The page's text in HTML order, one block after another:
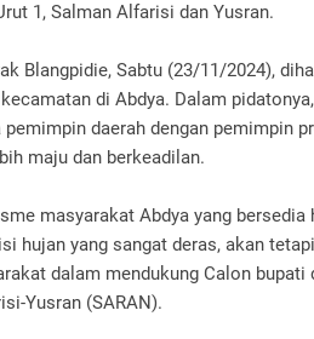
1, Salman Alfarisi dan Yusran.
Blangpidie, Sabtu (23/11/2024),
di Abdya. Dalam
daerah dengan pemimpin
maju dan berkeadilan.
masyarakat Abdya yang bersedia
hujan yang sangat deras, akan
dalam mendukung Calon bupati
Yusran (SARAN).